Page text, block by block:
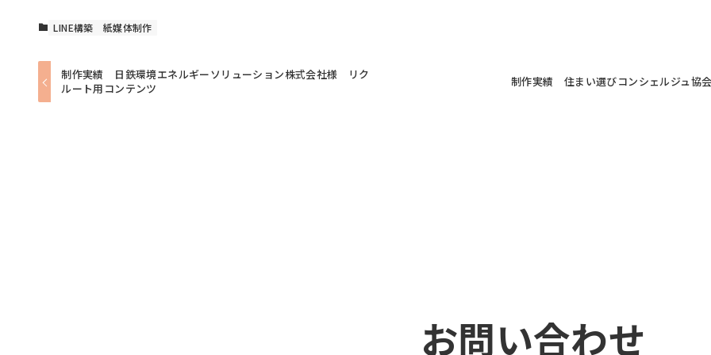
LINE構築 紙媒体制作
制作実績 日鉄環境エネルギーソリューション株式会社様 リク
ルート用コンテンツ
制作実績 住まい選びコンシェルジュ協
お問い合わせ